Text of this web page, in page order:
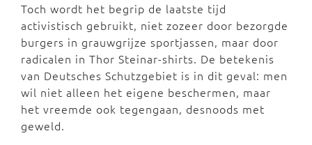
Toch wordt het begrip de laatste tijd
activistisch gebruikt, niet zozeer door bezorgde
burgers in grauwgrijze sportjassen, maar door
radicalen in Thor Steinar-shirts. De betekenis
van Deutsches Schutzgebiet is in dit geval: men
wil niet alleen het eigene beschermen, maar
het vreemde ook tegengaan, desnoods met
geweld.